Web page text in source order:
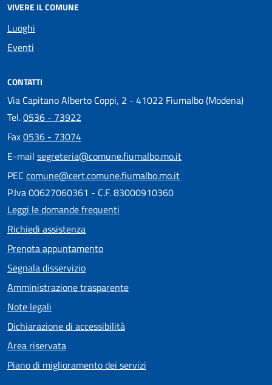
VIVERE IL COMUNE
Luoghi
Eventi
CONTATTI
Via Capitano Alberto Coppi, 2 - 41022 Fiumalbo (Modena)
Tel.0536 - 73922
Fax0536 - 73074
E-mail segreteria@comune.fiumalbo.mo.it
PEC comune@cert.comune.fiumalbo.mo.it
P.Iva 00627060361 - C.F. 83000910360
Leggi le domande frequenti
Richiedi assistenza
Prenota appuntamento
Segnala disservizio
Amministrazione trasparente
Note legali
Dichiarazione di accessibilità
Area riservata
Piano di miglioramento dei servizi